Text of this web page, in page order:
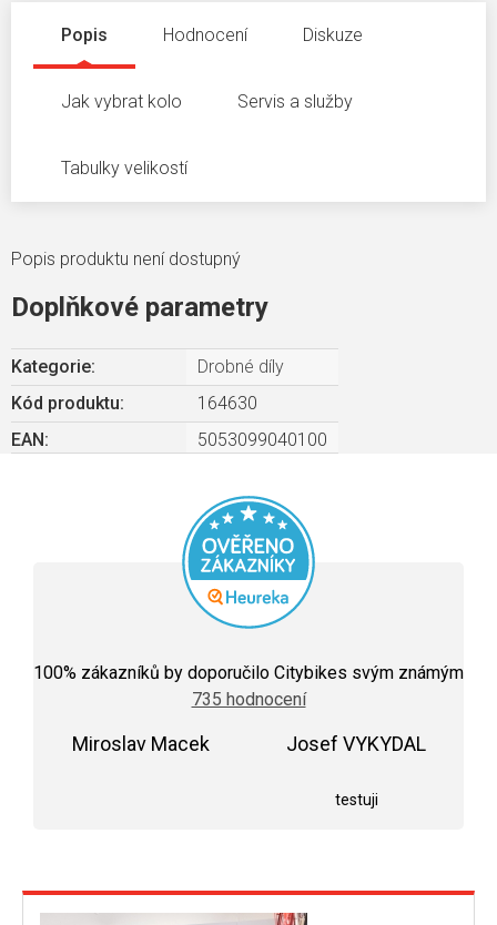
Popis Hodnocení Diskuze
Jak vybrat kolo Servis a služby
Tabulky velikostí
Popis produktu není dostupný
Doplňkové parametry
Kategorie:
Drobné díly
Kód produktu:
164630
EAN : 5053099040100
hodnocení
obchodu
je
100% zákazníků by doporučilo Citybikes svým známým
735 hodnocení
Miroslav Macek Josef VYKYDAL
testuji